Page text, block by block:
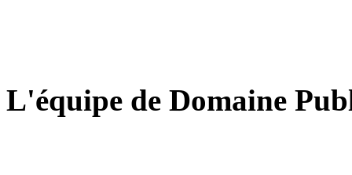
L'équipe de Domaine